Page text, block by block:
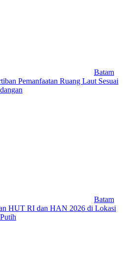
Batam
Pemanfaatan Ruang Laut Sesuai
Batam
HUT RI dan HAN 2026 di Lokasi